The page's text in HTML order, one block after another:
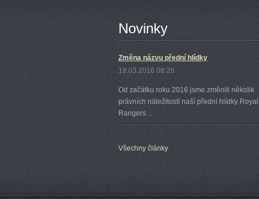
Novinky
Změna názvu přední hlídky
18.03.2016 08:26
Od začátku roku 2016 jsme změnili několik
právních náležitostí naší přední hlídky Royal
Rangers....
Všechny články